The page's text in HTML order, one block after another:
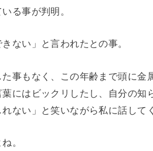
る事が判明。
ない」と言われたとの事。
事もなく、この年齢まで頭に金
にはビックリしたし、自分の知
ない」と笑いながら私に話して
。